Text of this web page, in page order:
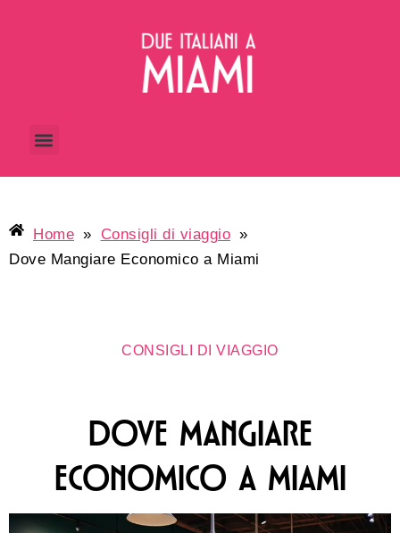
Home » Consigli di viaggio »
Dove Mangiare Economico a Miami
CONSIGLI DI VIAGGIO
DOVE MANGIARE
ECONOMICO A MIAMI